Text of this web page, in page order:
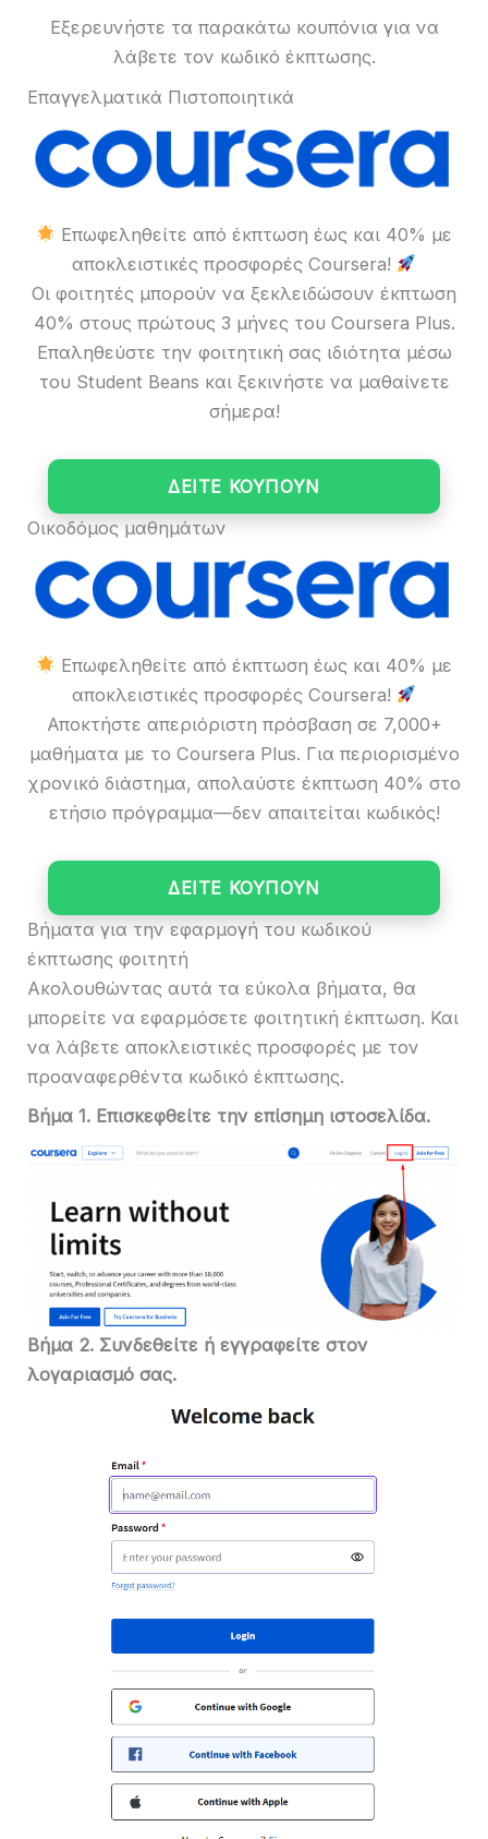
Εξερευνήστε τα παρακάτω κουπόνια για να
λάβετε τον κωδικό έκπτωσης.
Επαγγελματικά Πιστοποιητικά
Επωφεληθείτε από έκπτωση έως και 40% με
αποκλειστικές προσφορές Coursera!
Οι φοιτητές μπορούν να ξεκλειδώσουν έκπτωση
40% στους πρώτους 3 μήνες του Coursera Plus.
Επαληθεύστε την φοιτητική σας ιδιότητα μέσω
του Student Beans και ξεκινήστε να μαθαίνετε
σήμερα!
ΔΕΙΤΕ ΚΟΥΠΟΥΝ
Οικοδόμος μαθημάτων
Επωφεληθείτε από έκπτωση έως και 40% με
αποκλειστικές προσφορές Coursera!
Αποκτήστε απεριόριστη πρόσβαση σε 7,000+
μαθήματα με το Coursera Plus. Για περιορισμένο
χρονικό διάστημα, απολαύστε έκπτωση 40% στο
ετήσιο πρόγραμμα—δεν απαιτείται κωδικός!
ΔΕΙΤΕ ΚΟΥΠΟΥΝ
Βήματα για την εφαρμογή του κωδικού
έκπτωσης φοιτητή
Ακολουθώντας αυτά τα εύκολα βήματα, θα
μπορείτε να εφαρμόσετε φοιτητική έκπτωση. Και
να λάβετε αποκλειστικές προσφορές με τον
προαναφερθέντα κωδικό έκπτωσης.
Βήμα 1. Επισκεφθείτε την επίσημη ιστοσελίδα.
Βήμα 2. Συνδεθείτε ή εγγραφείτε στον
λογαριασμό σας.